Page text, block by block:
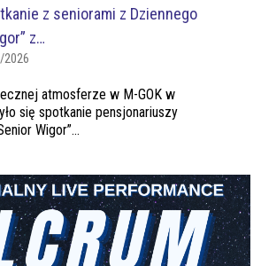
z seniorami z Dziennego
z…
atmosferze w M-GOK w
się spotkanie pensjonariuszy
Wigor”...